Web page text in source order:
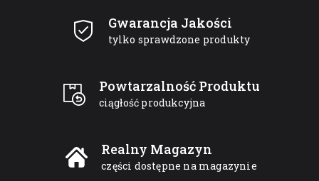
Gwarancja Jakości
tylko sprawdzone produkty
Powtarzalność Produktu
ciągłość produkcyjna
Realny Magazyn
części dostępne na magazynie